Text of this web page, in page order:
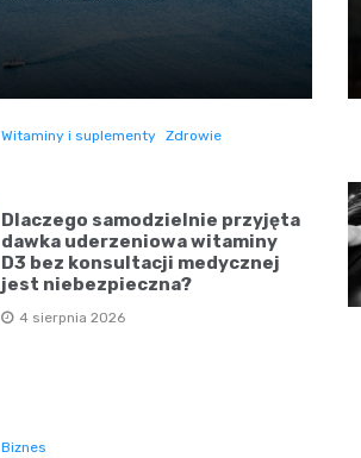
Witaminy i suplementy Zdrowie
Dlaczego samodzielnie przyjęta
dawka uderzeniowa witaminy
D3 bez konsultacji medycznej
jest niebezpieczna?
4 sierpnia 2026
Biznes